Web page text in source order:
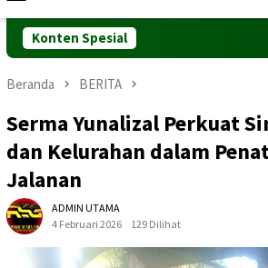
Mobile
Konten Spesial
Beranda BERITA
Serma Yunalizal Perkuat
dan Kelurahan dalam
Jalanan
ADMIN UTAMA
4 Februari 2026
129 Dilihat